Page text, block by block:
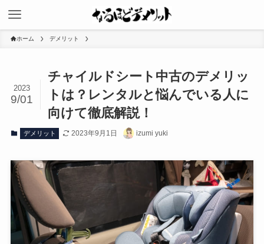
ホーム デメリット
チャイルドシート中古のデメリッ
トは？レンタルと悩んでいる人に
向けて徹底解説！
2023
9/01
デメリット 2023年9月1日 izumi yuki